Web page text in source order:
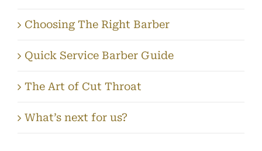
Choosing The Right Barber
Quick Service Barber Guide
The Art of Cut Throat
What’s next for us?